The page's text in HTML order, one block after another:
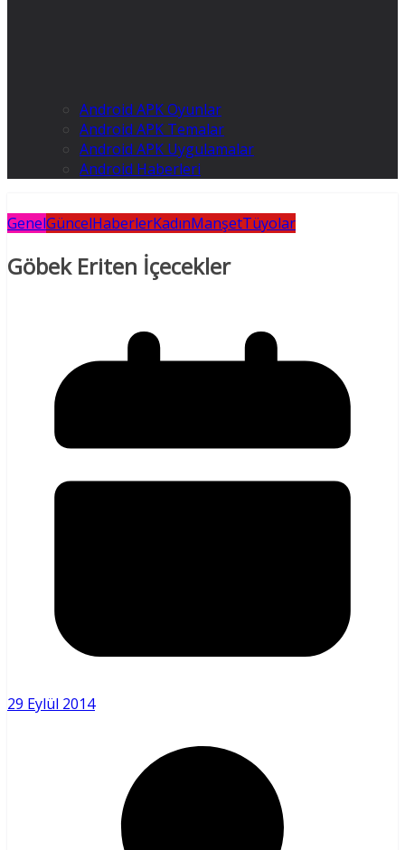
Android APK Oyunlar
Android APK Temalar
Android APK Uygulamalar
Android Haberleri
GenelGüncelHaberlerKadınManşetTüyolar
Göbek Eriten İçecekler
29 Eylül 2014